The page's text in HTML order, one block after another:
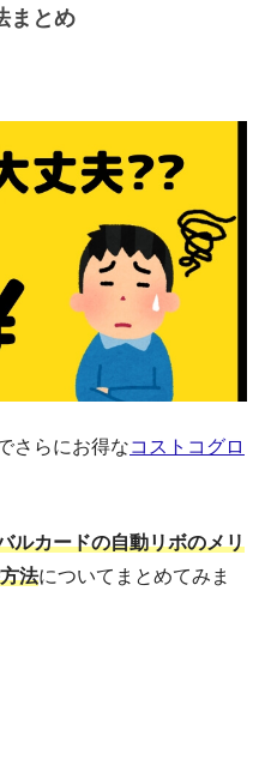
まとめ
さらにお得なコストコグロ
ルカードの自動リボのメリ
法についてまとめてみま